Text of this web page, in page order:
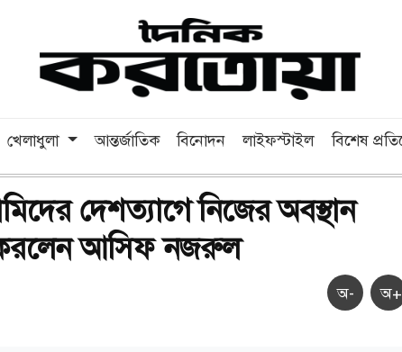
খেলাধুলা আন্তর্জাতিক বিনোদন লাইফস্টাইল বিশেষ
দেশত্যাগে নিজের অবস্থান
করলেন আসিফ নজরুল
অ- অ+